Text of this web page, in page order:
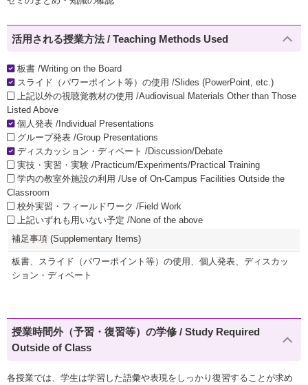
活用される授業方法 / Teaching Methods Used
板書 /Writing on the Board
スライド（パワーポイント等）の使用 /Slides (PowerPoint, etc.)
上記以外の視聴覚教材の使用 /Audiovisual Materials Other than Those
Listed Above
個人発表 /Individual Presentations
グループ発表 /Group Presentations
ディスカッション・ディベート /Discussion/Debate
実技・実習・実験 /Practicum/Experiments/Practical Training
学内の教室外施設の利用 /Use of On-Campus Facilities Outside the
Classroom
校外実習・フィールドワーク /Field Work
上記いずれも用いない予定 /None of the above
補足事項 (Supplementary Items)
板書、スライド（パワーポイント等）の使用、個人発表、ディスカッ
ション・ディベート
授業時間外（予習・復習等）の学修 / Study Required
Outside of Class
各授業では、学生は学習した語彙や表現をしっかり復習することが求め